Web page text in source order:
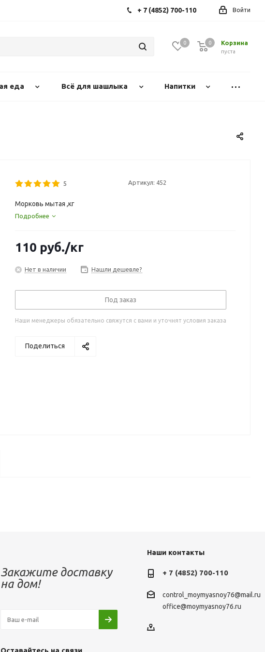
Войти
+ 7 (4852) 700-110
0 Корзина
0
пуста
0
еда Всё для шашлыка Напитки
5 Артикул: 452
Морковь мытая ,кг
Подробнее
110 руб./кг
Нет в наличии Нашли дешевле?
Под заказ
Наши менеджеры обязательно свяжутся с вами и уточнят условия заказа
Поделиться
Закажите доставку
на дом!
Наши контакты
+ 7 (4852) 700-110
control_moymyasnoy76@mail.ru
office@moymyasnoy76.ru